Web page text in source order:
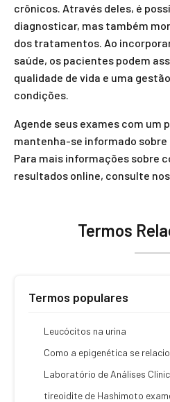
crônicos. Através deles, é
diagnosticar, mas também
dos tratamentos. Ao
saúde, os pacientes podem
qualidade de vida e uma
condições.
Agende seus exames com um
mantenha-se informado sobre
Para mais informações sobre
resultados online, consulte
Termos
Termos populares
Leucócitos na urina
Como a epigenética se
Laboratório de Análises
tireoidite de Hashimoto